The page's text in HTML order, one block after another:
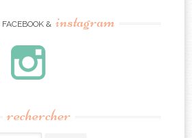
& instagram
rechercher